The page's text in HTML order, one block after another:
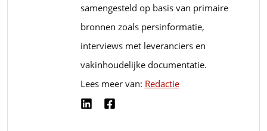
samengesteld op basis van primaire
bronnen zoals persinformatie,
interviews met leveranciers en
vakinhoudelijke documentatie.
Lees meer van: Redactie